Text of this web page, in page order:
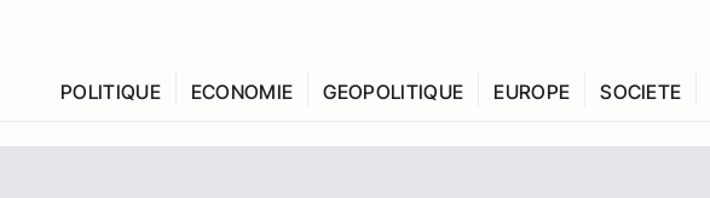
POLITIQUE ECONOMIE GEOPOLITIQUE EUROPE SOCIETE